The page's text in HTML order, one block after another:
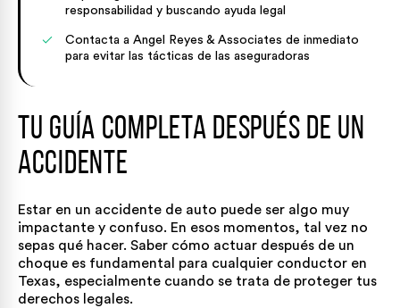
responsabilidad y buscando ayuda legal
Contacta a Angel Reyes & Associates de inmediato
para evitar las tácticas de las aseguradoras
Tu guía completa después de un
accidente
Estar en un accidente de auto puede ser algo muy
impactante y confuso. En esos momentos, tal vez no
sepas qué hacer. Saber cómo actuar después de un
choque es fundamental para cualquier conductor en
Texas, especialmente cuando se trata de proteger tus
derechos legales.